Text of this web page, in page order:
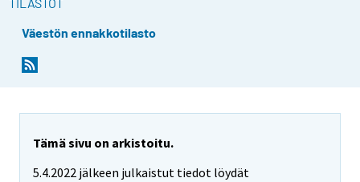
Väestön ennakkotilasto
Tämä sivu on arkistoitu.
5.4.2022 jälkeen julkaistut tiedot löydät